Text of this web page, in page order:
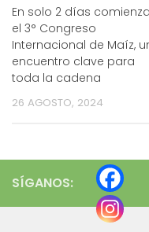
En solo 2 días comienza
el 3° Congreso
Internacional de Maíz,
encuentro clave para
toda la cadena
26 AGOSTO, 2024
SÍGANOS: